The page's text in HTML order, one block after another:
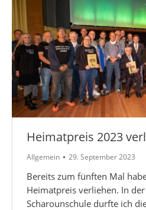
Heimatpreis 2023
Allgemein 29. September 2023
Bereits zum fünften Mal
Heimatpreis verliehen. In
Scharounschule durfte ich